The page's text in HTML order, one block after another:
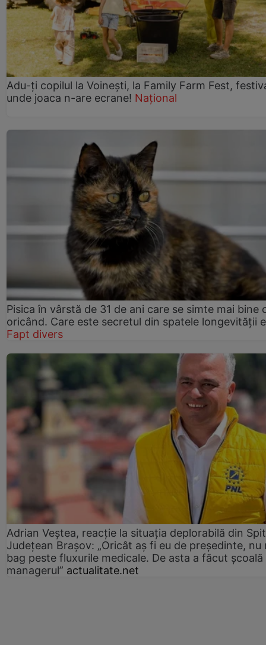
Adu-ți copilul la Voinești, la Family Farm Fest,
unde joaca n-are ecrane! Național
Pisica în vârstă de 31 de ani care se simte mai bine
oricând. Care este secretul din spatele longevității
Fapt divers
Adrian Veștea, reacție la situația deplorabilă din
Județean Brașov: „Oricât aș fi eu de președinte, nu
bag peste fluxurile medicale. De asta a făcut școală
managerul” actualitate.net